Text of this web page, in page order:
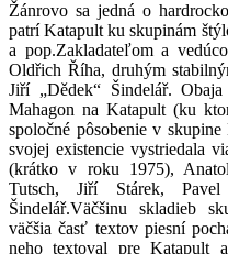
Žánrovo sa jedná o
patrí Katapult ku skupinám
a pop.Zakladateľom a
Oldřich Říha, druhým
Jiří „Dědek“ Šindelář.
Mahagon na Katapult (ku
spoločné pôsobenie v
svojej existencie vystriedala
(krátko v roku 1975),
Tutsch, Jiří Stárek,
Šindelář.Väčšinu skladieb
väčšia časť textov piesní
neho textoval pre Katapult